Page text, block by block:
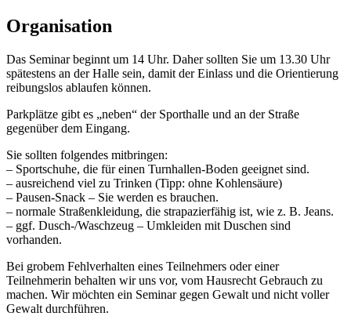
Organisation
Das Seminar beginnt um 14 Uhr. Daher sollten Sie um 13.30 Uhr
spätestens an der Halle sein, damit der Einlass und die Orientierung
reibungslos ablaufen können.
Parkplätze gibt es „neben“ der Sporthalle und an der Straße
gegenüber dem Eingang.
Sie sollten folgendes mitbringen:
– Sportschuhe, die für einen Turnhallen-Boden geeignet sind.
– ausreichend viel zu Trinken (Tipp: ohne Kohlensäure)
– Pausen-Snack – Sie werden es brauchen.
– normale Straßenkleidung, die strapazierfähig ist, wie z. B. Jeans.
– ggf. Dusch-/Waschzeug – Umkleiden mit Duschen sind
vorhanden.
Bei grobem Fehlverhalten eines Teilnehmers oder einer
Teilnehmerin behalten wir uns vor, vom Hausrecht Gebrauch zu
machen. Wir möchten ein Seminar gegen Gewalt und nicht voller
Gewalt durchführen.